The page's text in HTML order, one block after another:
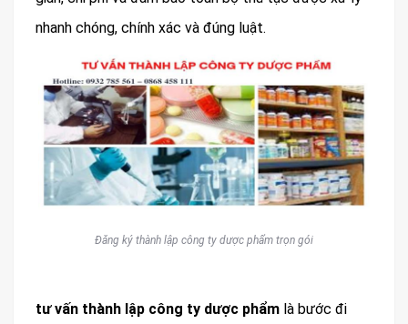
nhanh chóng, chính xác và đúng luật.
Đăng ký thành lập công ty dược phẩm trọn gói
tư vấn thành lập công ty dược phẩm là bước đi